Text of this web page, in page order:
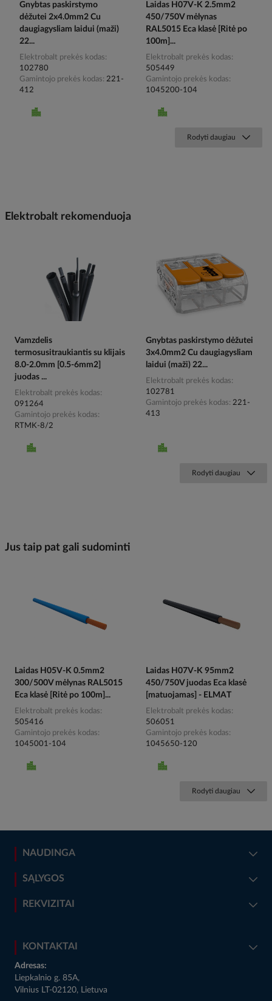
Gnybtas paskirstymo
dėžutei 2x4.0mm2 Cu
daugiagysliam laidui (maži)
22...
Elektrobalt prekės kodas
102780
Gamintojo prekės kodas 221-
412
Laidas H07V-K 2.5mm2
450/750V mėlynas
RAL5015 Eca klasė [Ritė po
100m]...
Elektrobalt prekės kodas
505449
Gamintojo prekės kodas
1045200-104
Rodyti daugiau
Elektrobalt rekomenduoja
Vamzdelis
termosusitraukiantis su klijais
8.0-2.0mm [0.5-6mm2]
juodas ...
Elektrobalt prekės kodas
091264
Gamintojo prekės kodas
RTMK-8/2
Gnybtas paskirstymo dėžutei
3x4.0mm2 Cu daugiagysliam
laidui (maži) 22...
Elektrobalt prekės kodas
102781
Gamintojo prekės kodas 221-
413
Rodyti daugiau
Jus taip pat gali sudominti
Laidas H05V-K 0.5mm2
300/500V mėlynas RAL5015
Eca klasė [Ritė po 100m]...
Elektrobalt prekės kodas
505416
Gamintojo prekės kodas
1045001-104
Laidas H07V-K 95mm2
450/750V juodas Eca klasė
[matuojamas] - ELMAT
Elektrobalt prekės kodas
506051
Gamintojo prekės kodas
1045650-120
Rodyti daugiau
NAUDINGA
SĄLYGOS
REKVIZITAI
KONTAKTAI
Adresas:
Liepkalnio g. 85A,
Vilnius LT-02120, Lietuva